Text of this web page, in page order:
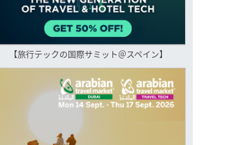
【旅行テックの国際サミット＠スペイン】